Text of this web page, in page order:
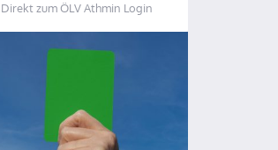
Direkt zum ÖLV Athmin Login